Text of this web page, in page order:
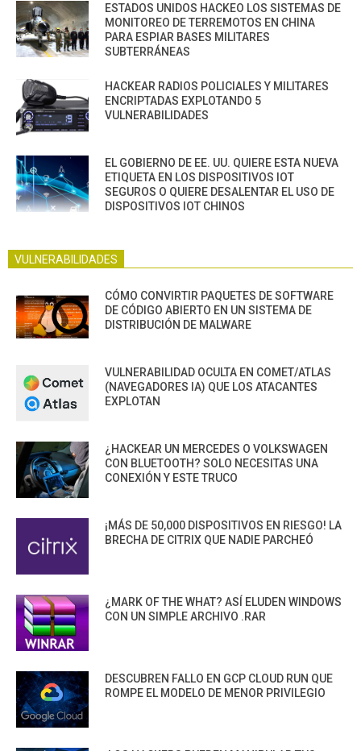
ESTADOS UNIDOS HACKEO LOS SISTEMAS DE
MONITOREO DE TERREMOTOS EN CHINA
PARA ESPIAR BASES MILITARES
SUBTERRÁNEAS
HACKEAR RADIOS POLICIALES Y MILITARES
ENCRIPTADAS EXPLOTANDO 5
VULNERABILIDADES
EL GOBIERNO DE EE. UU. QUIERE ESTA NUEVA
ETIQUETA EN LOS DISPOSITIVOS IOT
SEGUROS O QUIERE DESALENTAR EL USO DE
DISPOSITIVOS IOT CHINOS
VULNERABILIDADES
CÓMO CONVIRTIR PAQUETES DE SOFTWARE
DE CÓDIGO ABIERTO EN UN SISTEMA DE
DISTRIBUCIÓN DE MALWARE
VULNERABILIDAD OCULTA EN COMET/ATLAS
(NAVEGADORES IA) QUE LOS ATACANTES
EXPLOTAN
¿HACKEAR UN MERCEDES O VOLKSWAGEN
CON BLUETOOTH? SOLO NECESITAS UNA
CONEXIÓN Y ESTE TRUCO
¡MÁS DE 50,000 DISPOSITIVOS EN RIESGO! LA
BRECHA DE CITRIX QUE NADIE PARCHEÓ
¿MARK OF THE WHAT? ASÍ ELUDEN WINDOWS
CON UN SIMPLE ARCHIVO .RAR
DESCUBREN FALLO EN GCP CLOUD RUN QUE
ROMPE EL MODELO DE MENOR PRIVILEGIO